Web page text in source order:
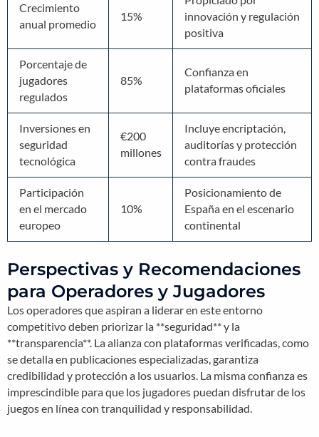
Crecimiento
anual promedio
15%
innovación y regulación
positiva
Porcentaje de
jugadores
regulados
85%
Confianza en
plataformas oficiales
Inversiones en
seguridad
tecnológica
€200
millones
Incluye encriptación,
auditorías y protección
contra fraudes
Participación
en el mercado
europeo
10%
Posicionamiento de
España en el escenario
continental
Perspectivas y Recomendaciones
para Operadores y Jugadores
Los operadores que aspiran a liderar en este entorno
competitivo deben priorizar la **seguridad** y la
**transparencia**. La alianza con plataformas verificadas, como
se detalla en publicaciones especializadas, garantiza
credibilidad y protección a los usuarios. La misma confianza es
imprescindible para que los jugadores puedan disfrutar de los
juegos en línea con tranquilidad y responsabilidad.